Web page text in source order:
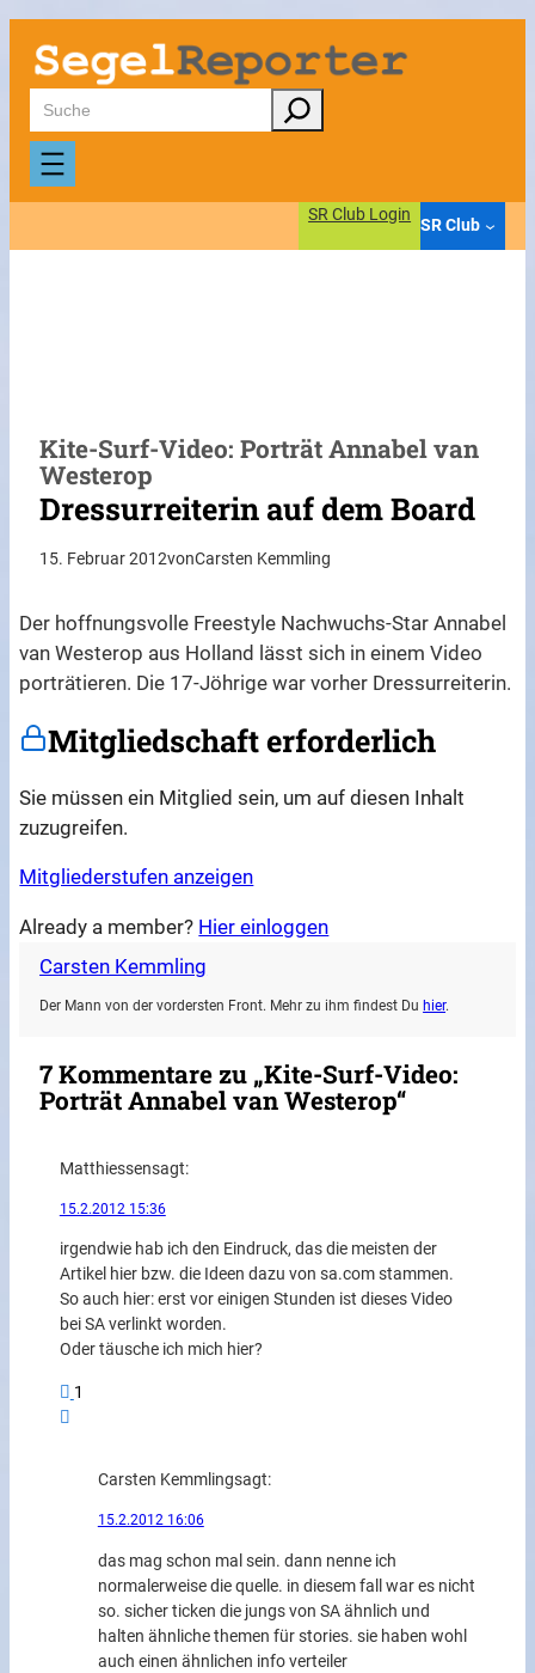
Zum
Inhalt
springen
Suchen
SR Club Login
SR Club
Kite-Surf-Video: Porträt Annabel van
Westerop
Dressurreiterin auf dem Board
15. Februar 2012vonCarsten Kemmling
Der hoffnungsvolle Freestyle Nachwuchs-Star Annabel
van Westerop aus Holland lässt sich in einem Video
porträtieren. Die 17-Jöhrige war vorher Dressurreiterin.
Mitgliedschaft erforderlich
Sie müssen ein Mitglied sein, um auf diesen Inhalt
zuzugreifen.
Mitgliederstufen anzeigen
Already a member? Hier einloggen
Carsten Kemmling
Der Mann von der vordersten Front. Mehr zu ihm findest Du hier.
7 Kommentare zu „Kite-Surf-Video:
Porträt Annabel van Westerop“
Matthiessensagt:
15.2.2012 15:36
irgendwie hab ich den Eindruck, das die meisten der
Artikel hier bzw. die Ideen dazu von sa.com stammen.
So auch hier: erst vor einigen Stunden ist dieses Video
bei SA verlinkt worden.
Oder täusche ich mich hier?
1
Carsten Kemmlingsagt:
15.2.2012 16:06
das mag schon mal sein. dann nenne ich
normalerweise die quelle. in diesem fall war es nicht
so. sicher ticken die jungs von SA ähnlich und
halten ähnliche themen für stories. sie haben wohl
auch einen ähnlichen info verteiler